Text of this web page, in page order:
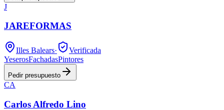
J
JAREFORMAS
Illes Balears·
Verificada
YeserosFachadasPintores
Pedir presupuesto
CA
Carlos Alfredo Lino